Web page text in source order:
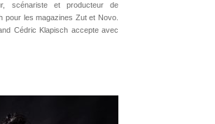
scénariste et producteur de
pour les magazines Zut et Novo.
Cédric Klapisch accepte avec